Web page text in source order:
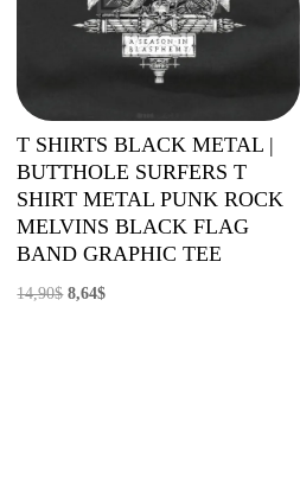
T SHIRTS BLACK METAL |
BUTTHOLE SURFERS T
SHIRT METAL PUNK ROCK
MELVINS BLACK FLAG
BAND GRAPHIC TEE
14,90$ El
8,64$El